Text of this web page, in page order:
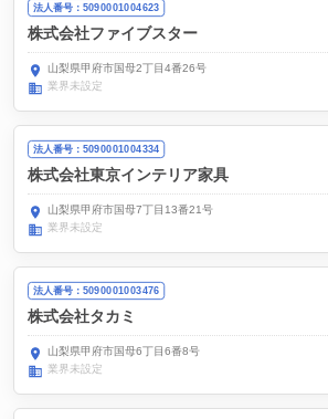
法人番号：5090001004623
株式会社ファイブスター
山梨県甲府市国母2丁目4番26号
業界未設定
法人番号：5090001004334
株式会社東京インテリア家具
山梨県甲府市国母7丁目13番21号
業界未設定
法人番号：5090001003476
株式会社タカミ
山梨県甲府市国母6丁目6番8号
業界未設定